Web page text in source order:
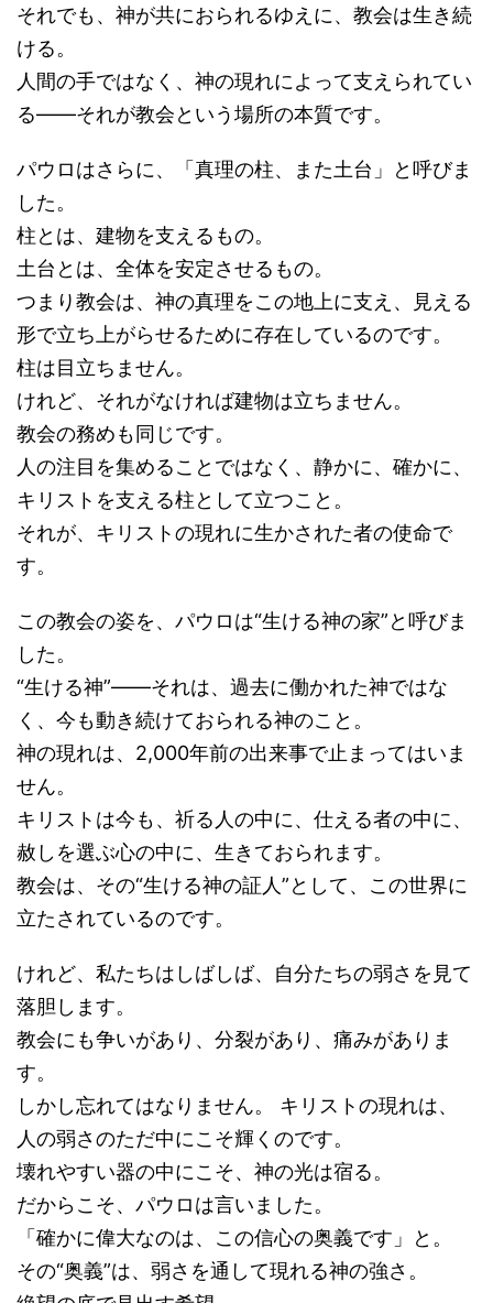
それでも、神が共におられるゆえに、教会は生き続
ける。
人間の手ではなく、神の現れによって支えられてい
る――それが教会という場所の本質です。
パウロはさらに、「真理の柱、また土台」と呼びま
した。
柱とは、建物を支えるもの。
土台とは、全体を安定させるもの。
つまり教会は、神の真理をこの地上に支え、見える
形で立ち上がらせるために存在しているのです。
柱は目立ちません。
けれど、それがなければ建物は立ちません。
教会の務めも同じです。
人の注目を集めることではなく、静かに、確かに、
キリストを支える柱として立つこと。
それが、キリストの現れに生かされた者の使命で
す。
この教会の姿を、パウロは“生ける神の家”と呼びま
した。
“生ける神”――それは、過去に働かれた神ではな
く、今も動き続けておられる神のこと。
神の現れは、2,000年前の出来事で止まってはいま
せん。
キリストは今も、祈る人の中に、仕える者の中に、
赦しを選ぶ心の中に、生きておられます。
教会は、その“生ける神の証人”として、この世界に
立たされているのです。
けれど、私たちはしばしば、自分たちの弱さを見て
落胆します。
教会にも争いがあり、分裂があり、痛みがありま
す。
しかし忘れてはなりません。 キリストの現れは、
人の弱さのただ中にこそ輝くのです。
壊れやすい器の中にこそ、神の光は宿る。
だからこそ、パウロは言いました。
「確かに偉大なのは、この信心の奥義です」と。
その“奥義”は、弱さを通して現れる神の強さ。